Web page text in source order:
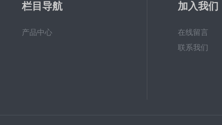
栏目导航
产品中心
加入我们
在线留言
联系我们